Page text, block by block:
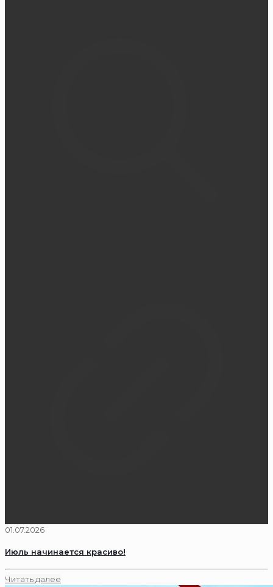
01.07.2026
Июль начинается красиво!
Читать далее